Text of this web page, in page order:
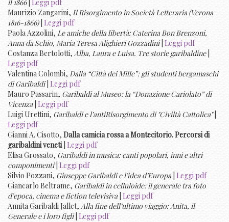
il 1866| Leggi pdf
Maurizio Zangarini, Il Risorgimento in Società Letteraria (Verona
1816-1866)| Leggi pdf
Paola Azzolini, Le amiche della libertà: Caterina Bon Brenzoni,
Anna da Schio, Maria Teresa Alighieri Gozzadini| Leggi pdf
Costanza Bertolotti, Alba, Laura e Luisa. Tre storie garibaldine|
Leggi pdf
Valentina Colombi, Dalla “Città dei Mille”: gli studenti bergamaschi
di Garibaldi| Leggi pdf
Mauro Passarin, Garibaldi al Museo: la “Donazione Cariolato” di
Vicenza Leggi pdf
Luigi Urettini, Garibaldi e l’antiRisorgimento di "Civiltà Cattolica"|
Leggi pdf
Gianni A. Cisotto, Dalla camicia rossa a Montecitorio. Percorsi di
garibaldini veneti| Leggi pdf
Elisa Grossato, Garibaldi in musica: canti popolari, inni e altri
componimenti| Leggi pdf
Silvio Pozzani, Giuseppe Garibaldi e l’idea d’Europa Leggi pdf
Giancarlo Beltrame, Garibaldi in celluloide: il generale tra foto
d’epoca, cinema e fiction televisiva Leggi pdf
Annita Garibaldi Jallet, Alla fine dell’ultimo viaggio: Anita, il
Generale e i loro figli| Leggi pdf